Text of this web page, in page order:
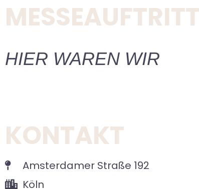
HIER WAREN WIR
KONTAKT
Amsterdamer Straße 192
Köln